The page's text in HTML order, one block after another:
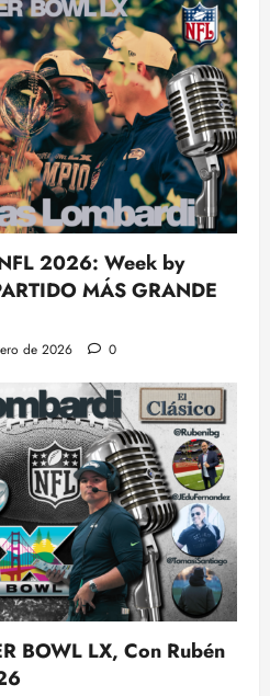
2026: Week by
MÁS GRANDE
de 2026 0
BOWL LX, Con Rubén